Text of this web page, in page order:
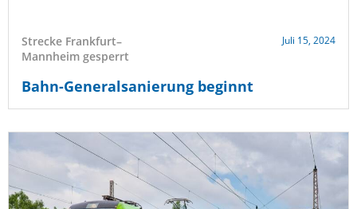
Strecke Frankfurt–
Mannheim gesperrt
Juli 15, 2024
Bahn-Generalsanierung beginnt